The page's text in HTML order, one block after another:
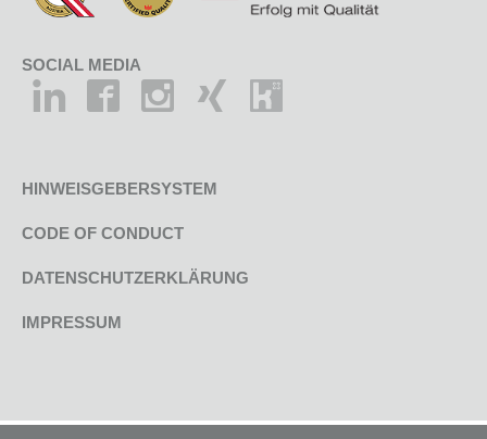
SOCIAL MEDIA
HINWEISGEBERSYSTEM
CODE OF CONDUCT
DATENSCHUTZERKLÄRUNG
IMPRESSUM